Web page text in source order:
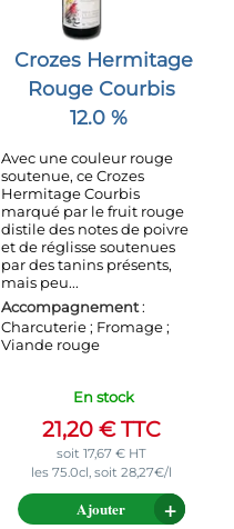
Crozes Hermitage
Rouge Courbis
12.0 %
Avec une couleur rouge
soutenue, ce Crozes
Hermitage Courbis
marqué par le fruit rouge
distile des notes de poivre
et de réglisse soutenues
par des tanins présents,
mais peu...
Accompagnement:
Charcuterie ; Fromage ;
Viande rouge
En stock
21,20 €TTC
soit 17,67 €HT
les 75.0cl, soit 28,27€/l
Ajouter